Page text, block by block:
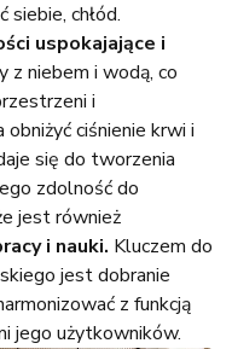
chłód.
uspokajające i
z niebem i wodą, co
i
ciśnienie krwi i
się do tworzenia
zdolność do
jest również
i nauki. Kluczem do
jest dobranie
z funkcją
jego użytkowników.